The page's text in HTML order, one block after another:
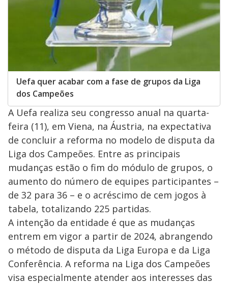
Uefa quer acabar com a fase de grupos da Liga
dos Campeões
A Uefa realiza seu congresso anual na quarta-
feira (11), em Viena, na Áustria, na expectativa
de concluir a reforma no modelo de disputa da
Liga dos Campeões. Entre as principais
mudanças estão o fim do módulo de grupos, o
aumento do número de equipes participantes –
de 32 para 36 – e o acréscimo de cem jogos à
tabela, totalizando 225 partidas.
A intenção da entidade é que as mudanças
entrem em vigor a partir de 2024, abrangendo
o método de disputa da Liga Europa e da Liga
Conferência. A reforma na Liga dos Campeões
visa especialmente atender aos interesses das